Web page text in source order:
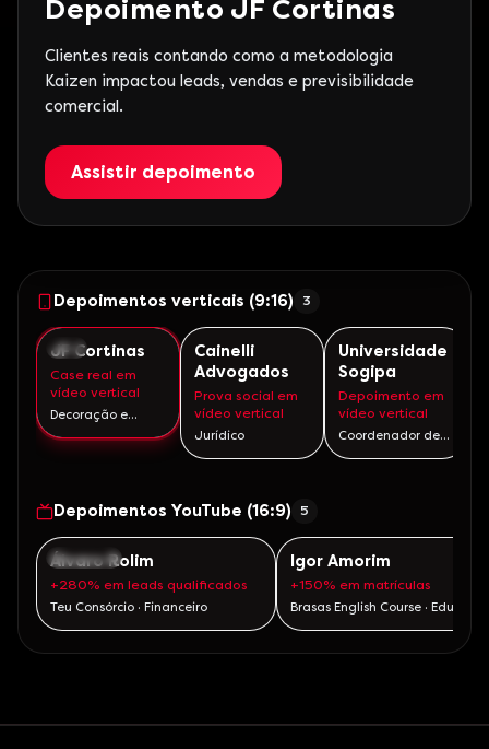
Depoimento JF Cortinas
Clientes reais contando como a metodologia
Kaizen impactou leads, vendas e previsibilidade
comercial.
Assistir depoimento
Depoimentos verticais (9:16) 3
9:16
JF Cortinas
Case real em
vídeo vertical
Decoração e
varejo
9:16
Cainelli
Advogados
Prova social em
vídeo vertical
Jurídico
9:16
Universidade
Sogipa
Depoimento em
vídeo vertical
Coordenador de
Marketing ·
Depoimentos YouTube (16:9) 5
YOUTUBE
Álvaro Rolim
+280% em leads qualificados
Teu Consórcio · Financeiro
YOUTUBE
Igor Amorim
+150% em matrículas
Brasas English Course ·